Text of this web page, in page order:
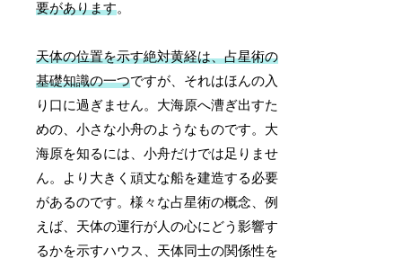
要があります。
天体の位置を示す絶対黄経は、占星術の
基礎知識の一つですが、それはほんの入
り口に過ぎません。大海原へ漕ぎ出すた
めの、小さな小舟のようなものです。大
海原を知るには、小舟だけでは足りませ
ん。より大きく頑丈な船を建造する必要
があるのです。様々な占星術の概念、例
えば、天体の運行が人の心にどう影響す
るかを示すハウス、天体同士の関係性を